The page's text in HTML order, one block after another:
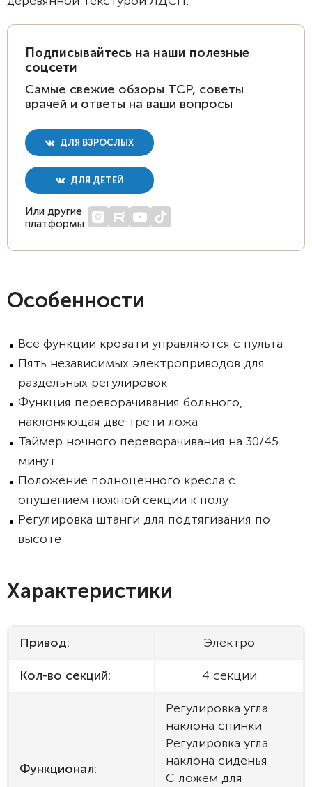
Подписывайтесь на наши полезные
соцсети
Самые свежие обзоры ТСР, советы
врачей и ответы на ваши вопросы
ДЛЯ ВЗРОСЛЫХ
ДЛЯ ДЕТЕЙ
Или другие
платформы
Особенности
Все функции кровати управляются с пульта
Пять независимых электроприводов для
раздельных регулировок
Функция переворачивания больного,
наклоняющая две трети ложа
Таймер ночного переворачивания на 30/45
минут
Положение полноценного кресла с
опущением ножной секции к полу
Регулировка штанги для подтягивания по
высоте
Характеристики
Привод: Электро
Кол-во секций: 4 секции
Функционал:
Регулировка угла
наклона спинки
Регулировка угла
наклона сиденья
С ложем для